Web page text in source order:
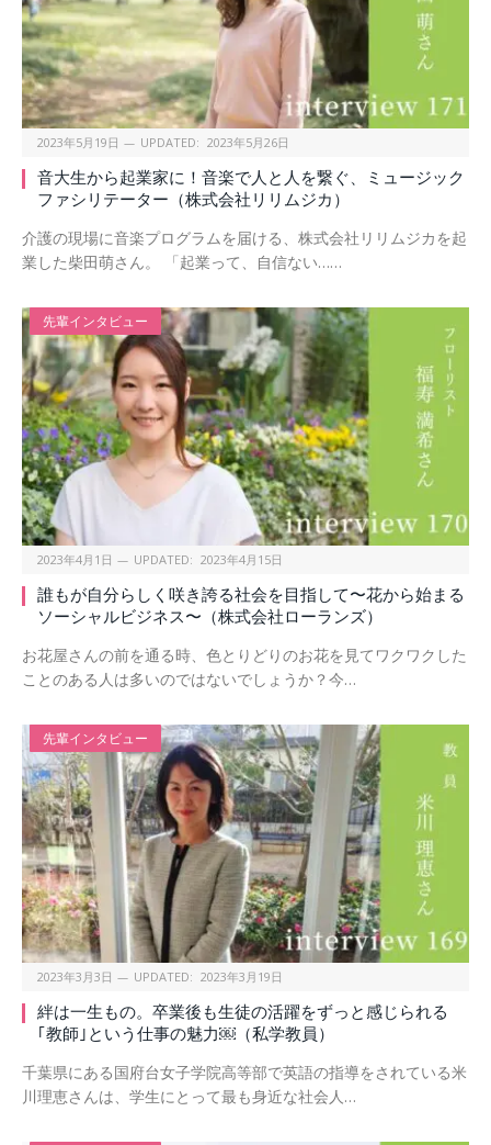
2023年5月19日 UPDATED: 2023年5月26日
音大生から起業家に！音楽で人と人を繋ぐ、ミュージック
ファシリテーター（株式会社リリムジカ）
介護の現場に音楽プログラムを届ける、株式会社リリムジカを起
業した柴田萌さん。 「起業って、自信ない……
先輩インタビュー
2023年4月1日 UPDATED: 2023年4月15日
誰もが自分らしく咲き誇る社会を目指して〜花から始まる
ソーシャルビジネス〜（株式会社ローランズ）
お花屋さんの前を通る時、色とりどりのお花を見てワクワクした
ことのある人は多いのではないでしょうか？今…
先輩インタビュー
2023年3月3日 UPDATED: 2023年3月19日
絆は一生もの。卒業後も生徒の活躍をずっと感じられる
｢教師｣という仕事の魅力￼（私学教員）
千葉県にある国府台女子学院高等部で英語の指導をされている米
川理恵さんは、学生にとって最も身近な社会人…